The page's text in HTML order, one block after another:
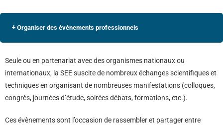
+ Organiser des événements professionnels
Seule ou en partenariat avec des organismes nationaux ou
internationaux, la SEE suscite de nombreux échanges scientifiques et
techniques en organisant de nombreuses manifestations (colloques,
congrès, journées d’étude, soirées débats, formations, etc.).
Ces évènements sont l’occasion de rassembler et partager entre